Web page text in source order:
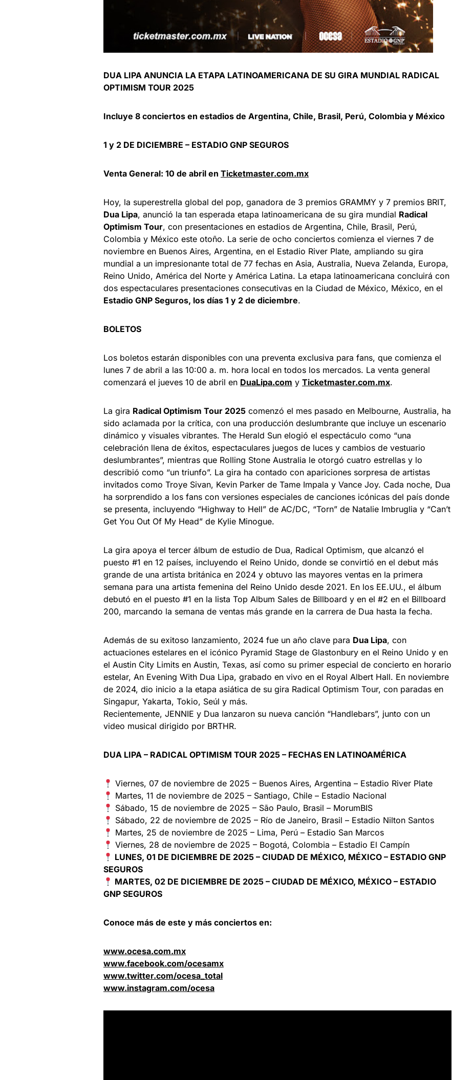
DUA LIPA ANUNCIA LA ETAPA LATINOAMERICANA DE SU GIRA MUNDIAL RADICAL
OPTIMISM TOUR 2025
Incluye 8 conciertos en estadios de Argentina, Chile, Brasil, Perú, Colombia y México
1 y 2 DE DICIEMBRE – ESTADIO GNP SEGUROS
Venta General: 10 de abril en Ticketmaster.com.mx
Hoy, la superestrella global del pop, ganadora de 3 premios GRAMMY y 7 premios BRIT,
Dua Lipa, anunció la tan esperada etapa latinoamericana de su gira mundial Radical
Optimism Tour, con presentaciones en estadios de Argentina, Chile, Brasil, Perú,
Colombia y México este otoño. La serie de ocho conciertos comienza el viernes 7 de
noviembre en Buenos Aires, Argentina, en el Estadio River Plate, ampliando su gira
mundial a un impresionante total de 77 fechas en Asia, Australia, Nueva Zelanda, Europa,
Reino Unido, América del Norte y América Latina. La etapa latinoamericana concluirá con
dos espectaculares presentaciones consecutivas en la Ciudad de México, México, en el
Estadio GNP Seguros, los días 1 y 2 de diciembre.
BOLETOS
Los boletos estarán disponibles con una preventa exclusiva para fans, que comienza el
lunes 7 de abril a las 10:00 a. m. hora local en todos los mercados. La venta general
comenzará el jueves 10 de abril en DuaLipa.com y Ticketmaster.com.mx.
La gira Radical Optimism Tour 2025 comenzó el mes pasado en Melbourne, Australia, ha
sido aclamada por la crítica, con una producción deslumbrante que incluye un escenario
dinámico y visuales vibrantes. The Herald Sun elogió el espectáculo como “una
celebración llena de éxitos, espectaculares juegos de luces y cambios de vestuario
deslumbrantes”, mientras que Rolling Stone Australia le otorgó cuatro estrellas y lo
describió como “un triunfo”. La gira ha contado con apariciones sorpresa de artistas
invitados como Troye Sivan, Kevin Parker de Tame Impala y Vance Joy. Cada noche, Dua
ha sorprendido a los fans con versiones especiales de canciones icónicas del país donde
se presenta, incluyendo “Highway to Hell” de AC/DC, “Torn” de Natalie Imbruglia y “Can’t
Get You Out Of My Head” de Kylie Minogue.
La gira apoya el tercer álbum de estudio de Dua, Radical Optimism, que alcanzó el
puesto #1 en 12 países, incluyendo el Reino Unido, donde se convirtió en el debut más
grande de una artista británica en 2024 y obtuvo las mayores ventas en la primera
semana para una artista femenina del Reino Unido desde 2021. En los EE.UU., el álbum
debutó en el puesto #1 en la lista Top Album Sales de Billboard y en el #2 en el Billboard
200, marcando la semana de ventas más grande en la carrera de Dua hasta la fecha.
Además de su exitoso lanzamiento, 2024 fue un año clave para Dua Lipa, con
actuaciones estelares en el icónico Pyramid Stage de Glastonbury en el Reino Unido y en
el Austin City Limits en Austin, Texas, así como su primer especial de concierto en horario
estelar, An Evening With Dua Lipa, grabado en vivo en el Royal Albert Hall. En noviembre
de 2024, dio inicio a la etapa asiática de su gira Radical Optimism Tour, con paradas en
Singapur, Yakarta, Tokio, Seúl y más.
Recientemente, JENNIE y Dua lanzaron su nueva canción “Handlebars”, junto con un
video musical dirigido por BRTHR.
DUA LIPA – RADICAL OPTIMISM TOUR 2025 – FECHAS EN LATINOAMÉRICA
Viernes, 07 de noviembre de 2025 – Buenos Aires, Argentina – Estadio River Plate
Martes, 11 de noviembre de 2025 – Santiago, Chile – Estadio Nacional
Sábado, 15 de noviembre de 2025 – São Paulo, Brasil – MorumBIS
Sábado, 22 de noviembre de 2025 – Río de Janeiro, Brasil – Estadio Nilton Santos
Martes, 25 de noviembre de 2025 – Lima, Perú – Estadio San Marcos
Viernes, 28 de noviembre de 2025 – Bogotá, Colombia – Estadio El Campín
LUNES, 01 DE DICIEMBRE DE 2025 – CIUDAD DE MÉXICO, MÉXICO – ESTADIO GNP
SEGUROS
MARTES, 02 DE DICIEMBRE DE 2025 – CIUDAD DE MÉXICO, MÉXICO – ESTADIO
GNP SEGUROS
Conoce más de este y más conciertos en:
www.ocesa.com.mx
www.facebook.com/ocesamx
www.twitter.com/ocesa_total
www.instagram.com/ocesa